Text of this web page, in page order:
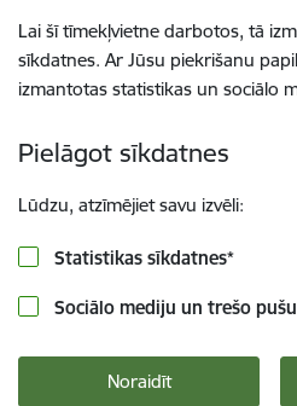
Lai šī tīmekļvietne darbotos, tā
sīkdatnes. Ar Jūsu piekrišanu
izmantotas statistikas un sociālo
Pielāgot sīkdatnes
Lūdzu, atzīmējiet savu izvēli:
Statistikas sīkdatnes*
Sociālo mediju un trešo
Noraidīt